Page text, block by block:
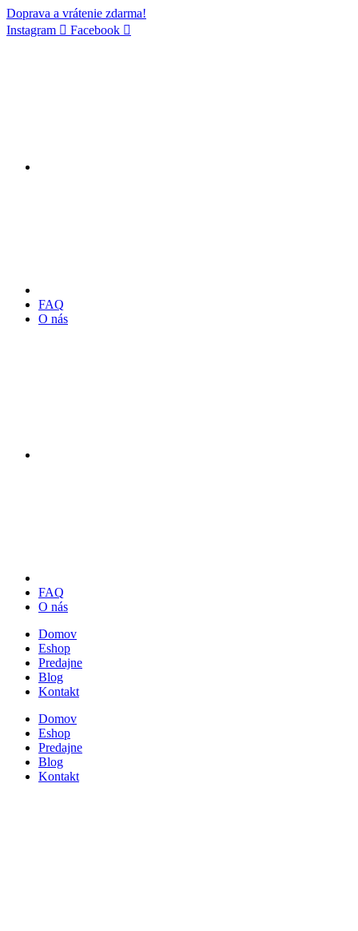
Doprava a vrátenie zdarma!
Instagram
Facebook
FAQ
O nás
FAQ
O nás
Domov
Eshop
Predajne
Blog
Kontakt
Domov
Eshop
Predajne
Blog
Kontakt